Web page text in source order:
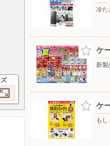
冷た
ケ
新製
ケ
も